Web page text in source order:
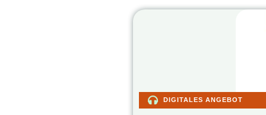
DIGITALES ANGEBOT